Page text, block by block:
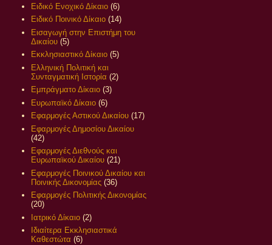
Ειδικό Ενοχικό Δίκαιο (6)
Ειδικό Ποινικό Δίκαιο (14)
Εισαγωγή στην Επιστήμη του
Δικαίου (5)
Εκκλησιαστικό Δίκαιο (5)
Ελληνική Πολιτική και
Συνταγματική Ιστορία (2)
Εμπράγματο Δίκαιο (3)
Ευρωπαϊκό Δίκαιο (6)
Εφαρμογές Αστικού Δικαίου (17)
Εφαρμογές Δημοσίου Δικαίου
(42)
Εφαρμογές Διεθνούς και
Ευρωπαϊκού Δικαίου (21)
Εφαρμογές Ποινικού Δικαίου και
Ποινικής Δικονομίας (36)
Εφαρμογές Πολιτικής Δικονομίας
(20)
Ιατρικό Δίκαιο (2)
Ιδιαίτερα Εκκλησιαστικά
Καθεστώτα (6)